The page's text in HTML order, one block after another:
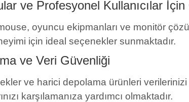
ve Profesyonel Kullanıcılar
oyuncu ekipmanları ve monitör
için ideal seçenekler sunmaktadır.
ve Veri Güvenliği
ve harici depolama ürünleri
karşılamanıza yardımcı olmaktadır.